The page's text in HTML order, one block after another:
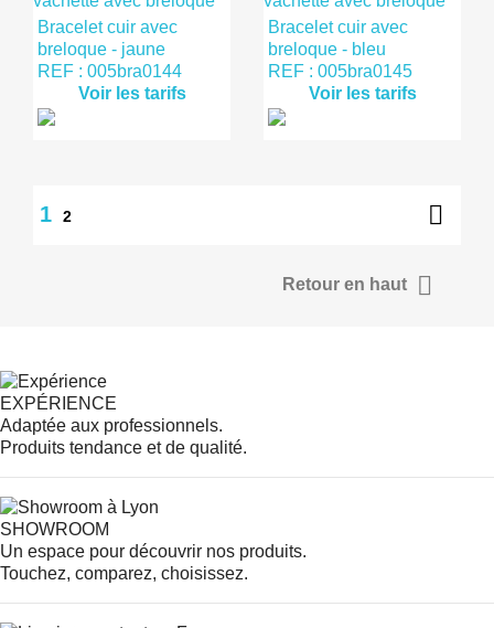
Bracelet cuir avec
breloque - jaune
REF : 005bra0144
Voir les tarifs
Bracelet cuir avec
breloque - bleu
REF : 005bra0145
Voir les tarifs
1 2 
Retour en haut 
EXPÉRIENCE
Adaptée aux professionnels.
Produits tendance et de qualité.
SHOWROOM
Un espace pour découvrir nos produits.
Touchez, comparez, choisissez.